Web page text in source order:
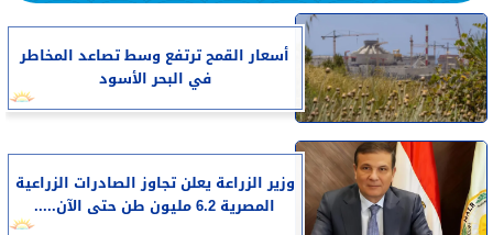
أسعار القمح ترتفع وسط تصاعد المخاطر
في البحر الأسود
وزير الزراعة يعلن تجاوز الصادرات الزراعية
المصرية 6.2 مليون طن حتى الآن.....